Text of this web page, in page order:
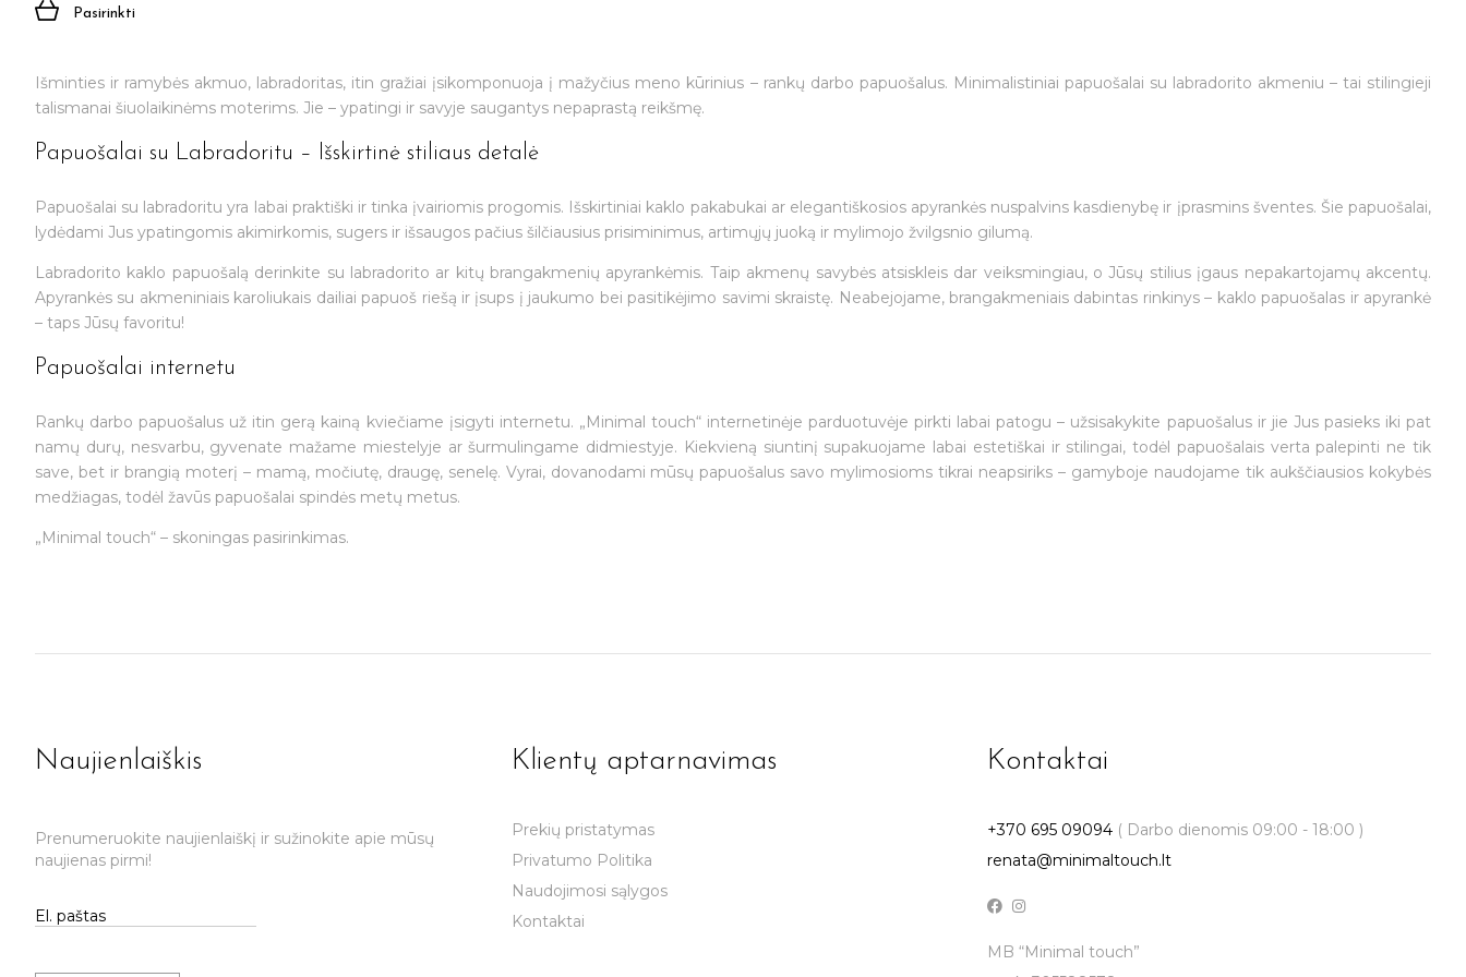
Pasirinkti
Išminties ir ramybės akmuo, labradoritas, itin gražiai įsikomponuoja į mažyčius meno kūrinius – rankų darbo papuošalus. Minimalistiniai papuošalai su labradorito akmeniu – tai stilingieji
talismanai šiuolaikinėms moterims. Jie – ypatingi ir savyje saugantys nepaprastą reikšmę.
Papuošalai su Labradoritu – Išskirtinė stiliaus detalė
Papuošalai su labradoritu yra labai praktiški ir tinka įvairiomis progomis. Išskirtiniai kaklo pakabukai ar elegantiškosios apyrankės nuspalvins kasdienybę ir įprasmins šventes. Šie papuošalai,
lydėdami Jus ypatingomis akimirkomis, sugers ir išsaugos pačius šilčiausius prisiminimus, artimųjų juoką ir mylimojo žvilgsnio gilumą.
Labradorito kaklo papuošalą derinkite su labradorito ar kitų brangakmenių apyrankėmis. Taip akmenų savybės atsiskleis dar veiksmingiau, o Jūsų stilius įgaus nepakartojamų akcentų.
Apyrankės su akmeniniais karoliukais dailiai papuoš riešą ir įsups į jaukumo bei pasitikėjimo savimi skraistę. Neabejojame, brangakmeniais dabintas rinkinys – kaklo papuošalas ir apyrankė
– taps Jūsų favoritu!
Papuošalai internetu
Rankų darbo papuošalus už itin gerą kainą kviečiame įsigyti internetu. „Minimal touch“ internetinėje parduotuvėje pirkti labai patogu – užsisakykite papuošalus ir jie Jus pasieks iki pat
namų durų, nesvarbu, gyvenate mažame miestelyje ar šurmulingame didmiestyje. Kiekvieną siuntinį supakuojame labai estetiškai ir stilingai, todėl papuošalais verta palepinti ne tik
save, bet ir brangią moterį – mamą, močiutę, draugę, senelę. Vyrai, dovanodami mūsų papuošalus savo mylimosioms tikrai neapsiriks – gamyboje naudojame tik aukščiausios kokybės
medžiagas, todėl žavūs papuošalai spindės metų metus.
„Minimal touch“ – skoningas pasirinkimas.
Naujienlaiškis
Prenumeruokite naujienlaiškį ir sužinokite apie mūsų
naujienas pirmi!
Klientų aptarnavimas
Prekių pristatymas
Privatumo Politika
Naudojimosi sąlygos
Kontaktai
Kontaktai
+370 695 09094 ( Darbo dienomis 09:00 - 18:00 )
renata@minimaltouch.lt
MB “Minimal touch”